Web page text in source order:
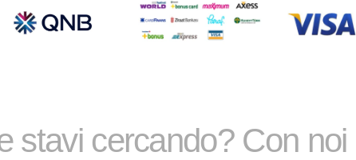
stavi cercando? Con noi